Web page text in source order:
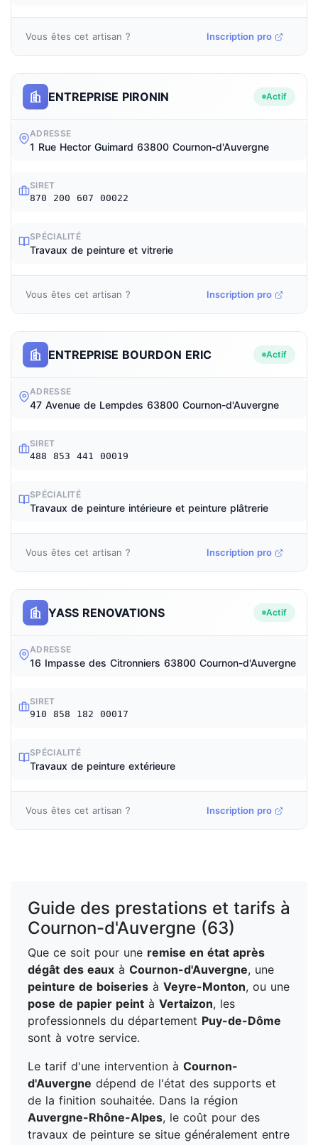
Vous êtes cet artisan ? Inscription pro
ENTREPRISE PIRONIN Actif
ADRESSE
1 Rue Hector Guimard 63800 Cournon-d'Auvergne
SIRET
870 200 607 00022
SPÉCIALITÉ
Travaux de peinture et vitrerie
Vous êtes cet artisan ? Inscription pro
ENTREPRISE BOURDON ERIC Actif
ADRESSE
47 Avenue de Lempdes 63800 Cournon-d'Auvergne
SIRET
488 853 441 00019
SPÉCIALITÉ
Travaux de peinture intérieure et peinture plâtrerie
Vous êtes cet artisan ? Inscription pro
YASS RENOVATIONS Actif
ADRESSE
16 Impasse des Citronniers 63800 Cournon-d'Auvergne
SIRET
910 858 182 00017
SPÉCIALITÉ
Travaux de peinture extérieure
Vous êtes cet artisan ? Inscription pro
Guide des prestations et tarifs à
Cournon-d'Auvergne (63)
Que ce soit pour une remise en état après
dégât des eaux à Cournon-d'Auvergne, une
peinture de boiseries à Veyre-Monton, ou une
pose de papier peint à Vertaizon, les
professionnels du département Puy-de-Dôme
sont à votre service.
Le tarif d'une intervention à Cournon-
d'Auvergne dépend de l'état des supports et
de la finition souhaitée. Dans la région
Auvergne-Rhône-Alpes, le coût pour des
travaux de peinture se situe généralement entre